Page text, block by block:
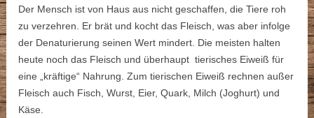
Der Mensch ist von Haus aus nicht geschaffen, die Tiere roh
zu verzehren. Er brät und kocht das Fleisch, was aber infolge
der Denaturierung seinen Wert mindert. Die meisten halten
heute noch das Fleisch und überhaupt tierisches Eiweiß für
eine „kräftige“ Nahrung. Zum tierischen Eiweiß rechnen außer
Fleisch auch Fisch, Wurst, Eier, Quark, Milch (Joghurt) und
Käse.